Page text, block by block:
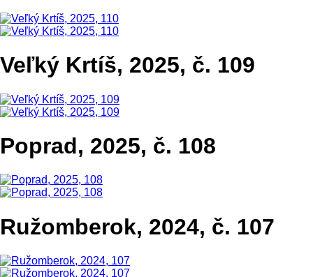
Veľký Krtíš, 2025, č. 109
Poprad, 2025, č. 108
Ružomberok, 2024, č. 107